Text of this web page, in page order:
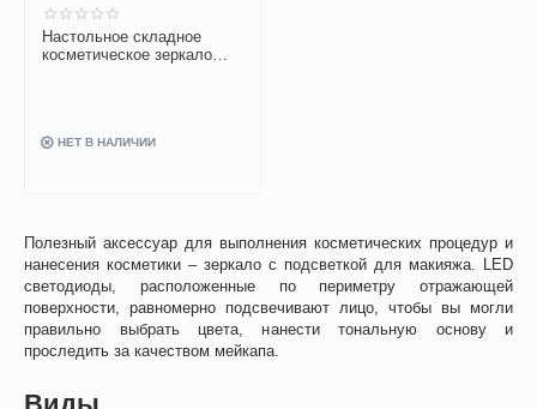
Полезный аксессуар для выполнения косметических процедур и
нанесения косметики – зеркало с подсветкой для макияжа. LED
светодиоды, расположенные по периметру отражающей
поверхности, равномерно подсвечивают лицо, чтобы вы могли
правильно выбрать цвета, нанести тональную основу и
проследить за качеством мейкапа.
Настольное складное
косметическое зеркало
НЕТ В НАЛИЧИИ